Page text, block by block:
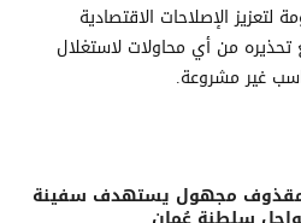
الإصلاحات الاقتصادية
تحذيره من أي محاولات لاستغلال
غير مشروعة.
مجهول يستهدف سفينة